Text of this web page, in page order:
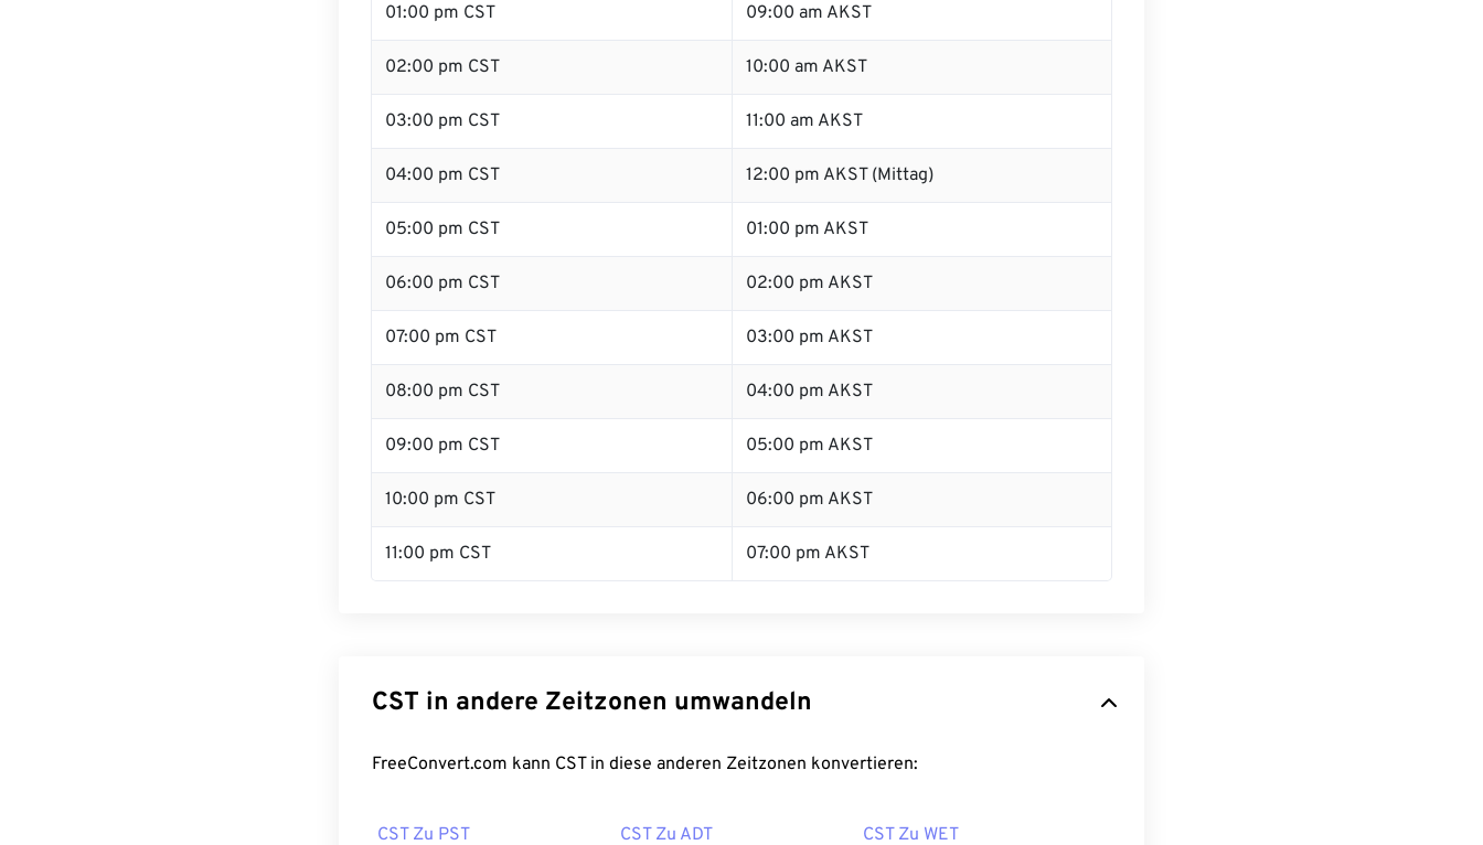
01:00 pm CST 09:00 am AKST
02:00 pm CST 10:00 am AKST
03:00 pm CST 11:00 am AKST
04:00 pm CST 12:00 pm AKST (Mittag)
05:00 pm CST 01:00 pm AKST
06:00 pm CST 02:00 pm AKST
07:00 pm CST 03:00 pm AKST
08:00 pm CST 04:00 pm AKST
09:00 pm CST 05:00 pm AKST
10:00 pm CST 06:00 pm AKST
11:00 pm CST 07:00 pm AKST
CST in andere Zeitzonen umwandeln
FreeConvert.com kann CST in diese anderen Zeitzonen konvertieren:
CST Zu PST CST Zu ADT CST Zu WET